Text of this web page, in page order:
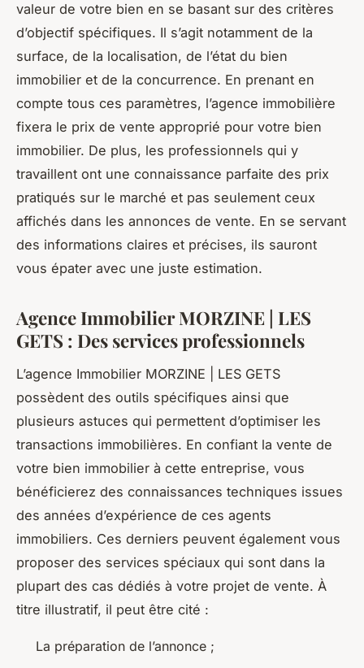
valeur de votre bien en se basant sur des critères
d’objectif spécifiques. Il s’agit notamment de la
surface, de la localisation, de l’état du bien
immobilier et de la concurrence. En prenant en
compte tous ces paramètres, l’agence immobilière
fixera le prix de vente approprié pour votre bien
immobilier. De plus, les professionnels qui y
travaillent ont une connaissance parfaite des prix
pratiqués sur le marché et pas seulement ceux
affichés dans les annonces de vente. En se servant
des informations claires et précises, ils sauront
vous épater avec une juste estimation.
Agence Immobilier MORZINE | LES
GETS : Des services professionnels
L’agence Immobilier MORZINE | LES GETS
possèdent des outils spécifiques ainsi que
plusieurs astuces qui permettent d’optimiser les
transactions immobilières. En confiant la vente de
votre bien immobilier à cette entreprise, vous
bénéficierez des connaissances techniques issues
des années d’expérience de ces agents
immobiliers. Ces derniers peuvent également vous
proposer des services spéciaux qui sont dans la
plupart des cas dédiés à votre projet de vente. À
titre illustratif, il peut être cité :
La préparation de l’annonce ;